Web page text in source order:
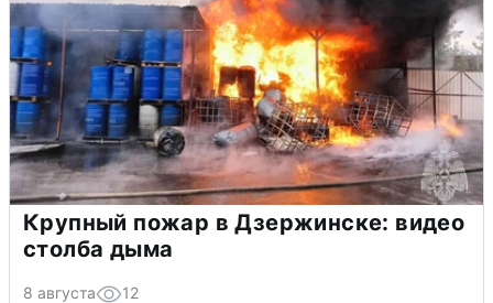
Крупный пожар в Дзержинске: видео
столба дыма
8 августа 12